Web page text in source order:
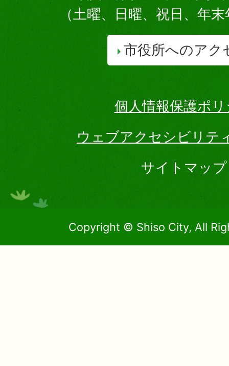
（土曜、日曜、祝日、年
市役所へのアク
個人情報保護ポ
ウェブアクセシビリテ
サイトマップ
Copyright © Shiso City, All